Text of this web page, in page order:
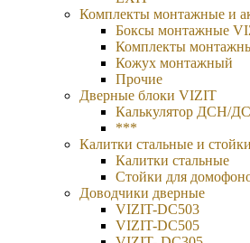
Комплекты монтажные и
Боксы монтажные
Комплекты
Кожух монтажный
Прочие
Дверные блоки VIZIT
Калькулятор ДСН/
***
Калитки стальные и
Калитки стальные
Стойки для
Доводчики дверные
VIZIT-DC503
VIZIT-DC505